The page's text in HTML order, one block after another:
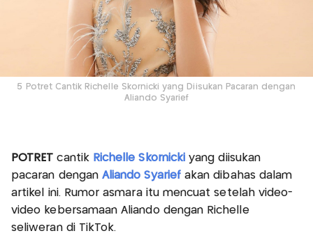
5 Potret Cantik Richelle Skornicki yang Diisukan Pacaran dengan
Aliando Syarief
POTRET cantik Richelle Skornicki yang diisukan
pacaran dengan Aliando Syariefakan dibahas dalam
artikel ini. Rumor asmara itu mencuat setelah video-
video kebersamaan Aliando dengan Richelle
seliweran di TikTok.